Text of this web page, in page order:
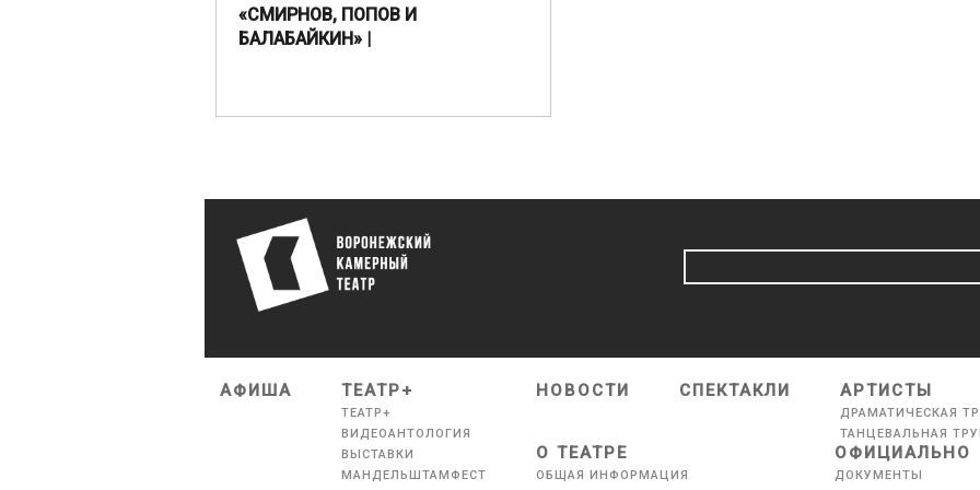
«СМИРНОВ, ПОПОВ И
БАЛАБАЙКИН» |
АФИША ТЕАТР+
ТЕАТР+
ВИДЕОАНТОЛОГИЯ
ВЫСТАВКИ
МАНДЕЛЬШТАМФЕСТ
НОВОСТИ СПЕКТАКЛИ АРТИСТЫ
ДРАМАТИЧЕСКАЯ
ТАНЦЕВАЛЬНАЯ
О ТЕАТРЕ
ОБЩАЯ ИНФОРМАЦИЯ
ОФИЦИАЛЬНО
ДОКУМЕНТЫ